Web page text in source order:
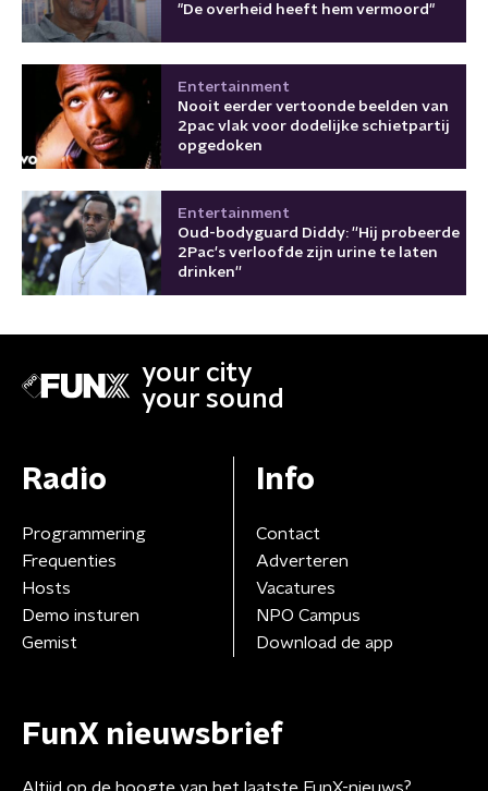
"De overheid heeft hem vermoord"
Entertainment
Nooit eerder vertoonde beelden van
2pac vlak voor dodelijke schietpartij
opgedoken
Entertainment
Oud-bodyguard Diddy: ''Hij probeerde
2Pac's verloofde zijn urine te laten
drinken''
your city
your sound
Radio
Programmering
Frequenties
Hosts
Demo insturen
Gemist
Info
Contact
Adverteren
Vacatures
NPO Campus
Download de app
FunX nieuwsbrief
Altijd op de hoogte van het laatste FunX-nieuws?